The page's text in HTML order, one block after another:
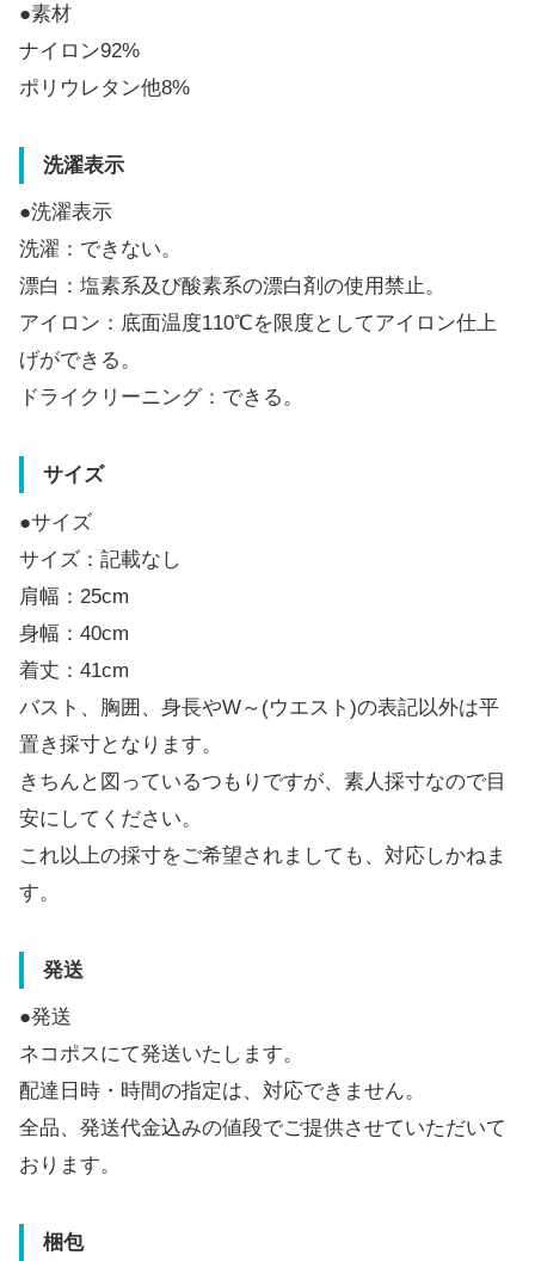
●素材
ナイロン92%
ポリウレタン他8%
洗濯表示
●洗濯表示
洗濯：できない。
漂白：塩素系及び酸素系の漂白剤の使用禁止。
アイロン：底面温度110℃を限度としてアイロン仕上
げができる。
ドライクリーニング：できる。
サイズ
●サイズ
サイズ：記載なし
肩幅：25cm
身幅：40cm
着丈：41cm
バスト、胸囲、身長やW～(ウエスト)の表記以外は平
置き採寸となります。
きちんと図っているつもりですが、素人採寸なので目
安にしてください。
これ以上の採寸をご希望されましても、対応しかねま
す。
発送
●発送
ネコポスにて発送いたします。
配達日時・時間の指定は、対応できません。
全品、発送代金込みの値段でご提供させていただいて
おります。
梱包